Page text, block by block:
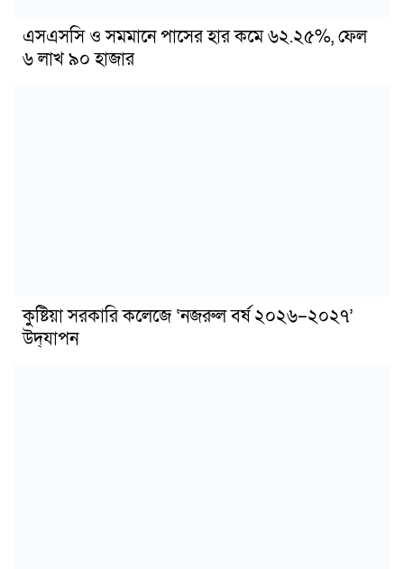
এসএসসি ও সমমানে পাসের হার কমে ৬২.২৫%, ফেল
৬ লাখ ৯০ হাজার
কুষ্টিয়া সরকারি কলেজে ‘নজরুল বর্ষ ২০২৬–২০২৭’
উদ্‌যাপন